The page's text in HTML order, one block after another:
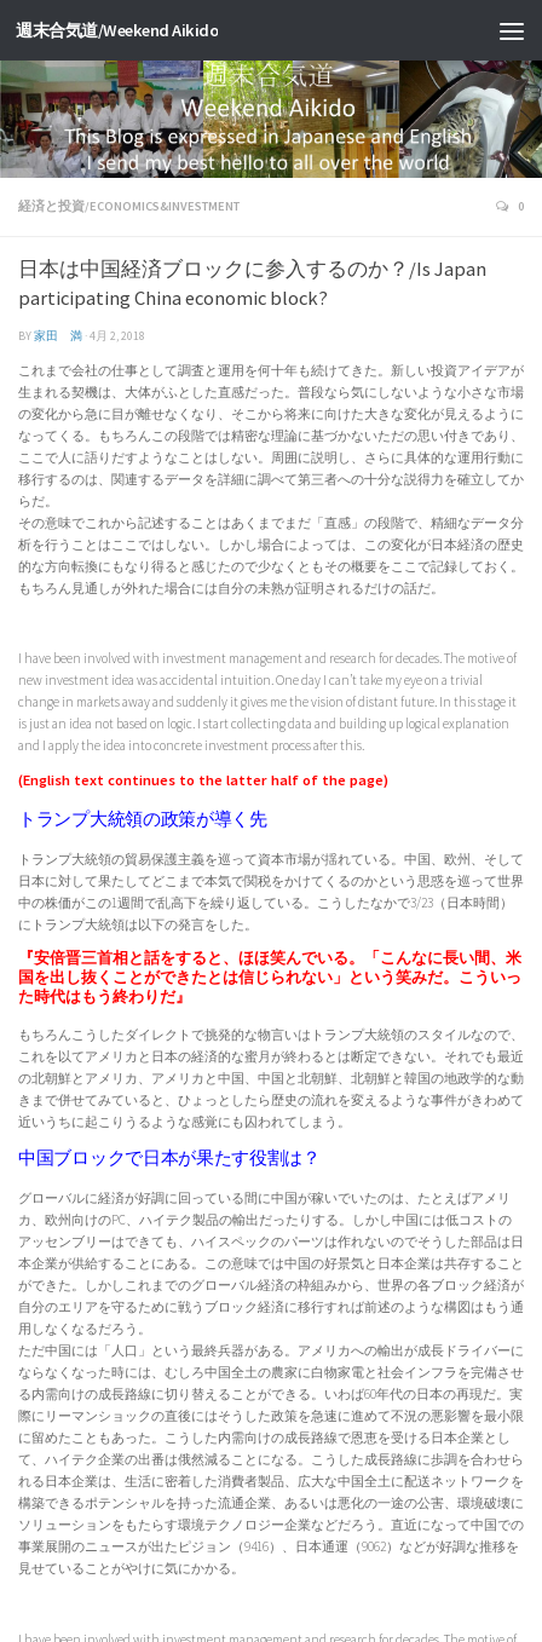
週末合気道/Weekend Aikido
経済と投資/ECONOMICS&INVESTMENT 0
日本は中国経済ブロックに参入するのか？/Is Japan
participating China economic block?
BY家田 満 ·4月 2, 2018
これまで会社の仕事として調査と運用を何十年も続けてきた。新しい投資アイデアが
生まれる契機は、大体がふとした直感だった。普段なら気にしないような小さな市場
の変化から急に目が離せなくなり、そこから将来に向けた大きな変化が見えるように
なってくる。もちろんこの段階では精密な理論に基づかないただの思い付きであり、
ここで人に語りだすようなことはしない。周囲に説明し、さらに具体的な運用行動に
移行するのは、関連するデータを詳細に調べて第三者への十分な説得力を確立してか
らだ。
その意味でこれから記述することはあくまでまだ「直感」の段階で、精細なデータ分
析を行うことはここではしない。しかし場合によっては、この変化が日本経済の歴史
的な方向転換にもなり得ると感じたので少なくともその概要をここで記録しておく。
もちろん見通しが外れた場合には自分の未熟が証明されるだけの話だ。
I have been involved with investment management and research for decades. The motive of
new investment idea was accidental intuition. One day I can’t take my eye on a trivial
change in markets away and suddenly it gives me the vision of distant future. In this stage it
is just an idea not based on logic. I start collecting data and building up logical explanation
and I apply the idea into concrete investment process after this.
(English text continues to the latter half of the page)
トランプ大統領の政策が導く先
トランプ大統領の貿易保護主義を巡って資本市場が揺れている。中国、欧州、そして
日本に対して果たしてどこまで本気で関税をかけてくるのかという思惑を巡って世界
中の株価がこの1週間で乱高下を繰り返している。こうしたなかで3/23（日本時間）
にトランプ大統領は以下の発言をした。
『安倍晋三首相と話をすると、ほほ笑んでいる。「こんなに長い間、米
国を出し抜くことができたとは信じられない」という笑みだ。こういっ
た時代はもう終わりだ』
もちろんこうしたダイレクトで挑発的な物言いはトランプ大統領のスタイルなので、
これを以てアメリカと日本の経済的な蜜月が終わるとは断定できない。それでも最近
の北朝鮮とアメリカ、アメリカと中国、中国と北朝鮮、北朝鮮と韓国の地政学的な動
きまで併せてみていると、ひょっとしたら歴史の流れを変えるような事件がきわめて
近いうちに起こりうるような感覚にも囚われてしまう。
中国ブロックで日本が果たす役割は？
グローバルに経済が好調に回っている間に中国が稼いでいたのは、たとえばアメリ
カ、欧州向けのPC、ハイテク製品の輸出だったりする。しかし中国には低コストの
アッセンブリーはできても、ハイスペックのパーツは作れないのでそうした部品は日
本企業が供給することにある。この意味では中国の好景気と日本企業は共存すること
ができた。しかしこれまでのグローバル経済の枠組みから、世界の各ブロック経済が
自分のエリアを守るために戦うブロック経済に移行すれば前述のような構図はもう通
用しなくなるだろう。
ただ中国には「人口」という最終兵器がある。アメリカへの輸出が成長ドライバーに
ならなくなった時には、むしろ中国全土の農家に白物家電と社会インフラを完備させ
る内需向けの成長路線に切り替えることができる。いわば60年代の日本の再現だ。実
際にリーマンショックの直後にはそうした政策を急速に進めて不況の悪影響を最小限
に留めたこともあった。こうした内需向けの成長路線で恩恵を受ける日本企業とし
て、ハイテク企業の出番は俄然減ることになる。こうした成長路線に歩調を合わせら
れる日本企業は、生活に密着した消費者製品、広大な中国全土に配送ネットワークを
構築できるポテンシャルを持った流通企業、あるいは悪化の一途の公害、環境破壊に
ソリューションをもたらす環境テクノロジー企業などだろう。直近になって中国での
事業展開のニュースが出たピジョン（9416）、日本通運（9062）などが好調な推移を
見せていることがやけに気にかかる。